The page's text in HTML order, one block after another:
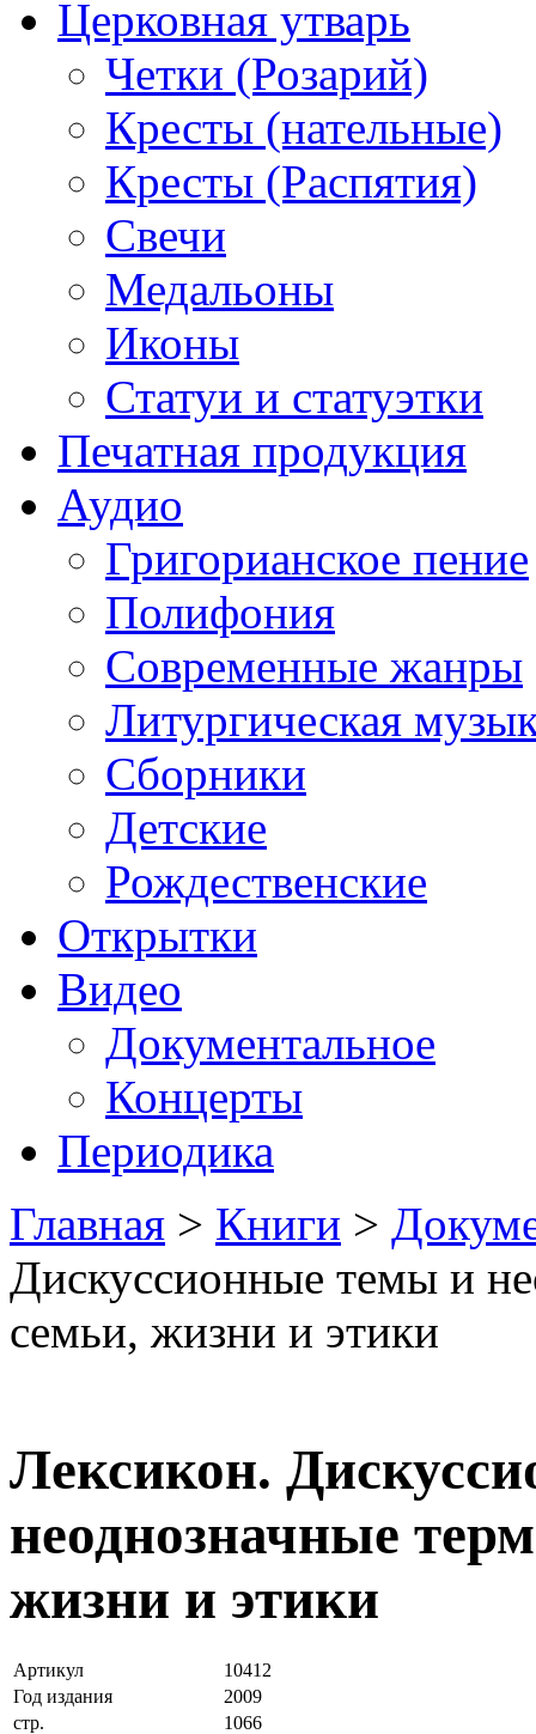
Церковная утварь
Четки (Розарий)
Кресты (нательные)
Кресты (Распятия)
Свечи
Медальоны
Иконы
Статуи и статуэтки
Печатная продукция
Аудио
Григорианское пение
Полифония
Современные жанры
Литургическая
Сборники
Детские
Рождественские
Открытки
Видео
Документальное
Концерты
Периодика
Главная > Книги >
Дискуссионные темы и
семьи, жизни и этики
Лексикон.
неоднозначные
жизни и этики
Артикул
10412
Год издания
2009
стр.
1066